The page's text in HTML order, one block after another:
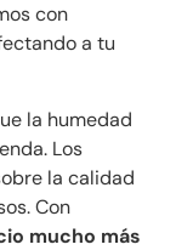
con
a tu
la humedad
Los
la calidad
Con
mucho más